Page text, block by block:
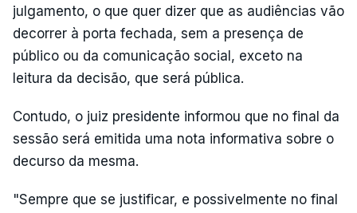
julgamento, o que quer dizer que as audiências vão
decorrer à porta fechada, sem a presença de
público ou da comunicação social, exceto na
leitura da decisão, que será pública.
Contudo, o juiz presidente informou que no final da
sessão será emitida uma nota informativa sobre o
decurso da mesma.
"Sempre que se justificar, e possivelmente no final